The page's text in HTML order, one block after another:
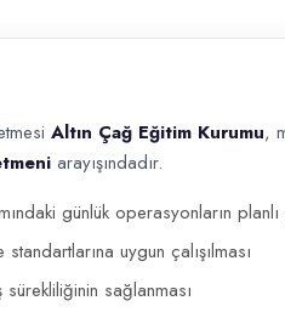
Çağ Eğitim Kurumu , müşteri ve
Altın Çağ Eğitim Kurumu,
arayışındadır.
günlük operasyonların
uygun çalışılması
sağlanması